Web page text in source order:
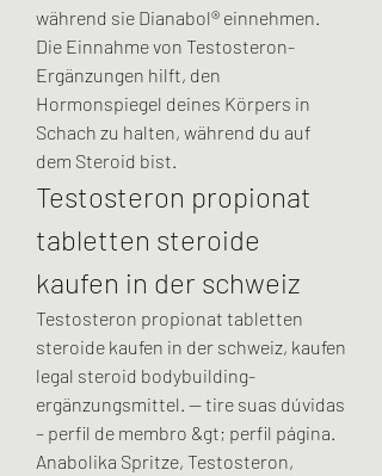
während sie Dianabol® einnehmen.
Die Einnahme von Testosteron-
Ergänzungen hilft, den
Hormonspiegel deines Körpers in
Schach zu halten, während du auf
dem Steroid bist.
Testosteron propionat
tabletten steroide
kaufen in der schweiz
Testosteron propionat tabletten
steroide kaufen in der schweiz, kaufen
legal steroid bodybuilding-
ergänzungsmittel. — tire suas dúvidas
– perfil de membro &gt; perfil página.
Anabolika Spritze, Testosteron,